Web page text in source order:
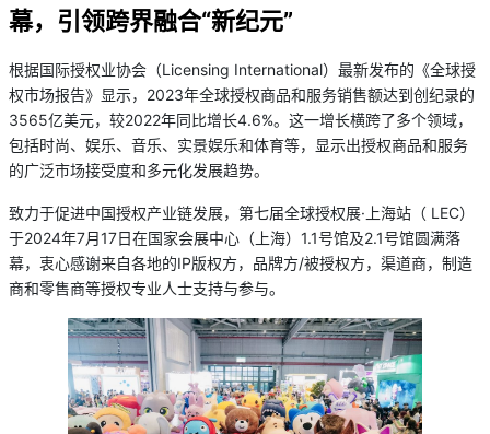
幕，引领跨界融合“新纪元”
根据国际授权业协会（Licensing International）最新发布的《全球授
权市场报告》显示，2023年全球授权商品和服务销售额达到创纪录的
3565亿美元，较2022年同比增长4.6%。这一增长横跨了多个领域，
包括时尚、娱乐、音乐、实景娱乐和体育等，显示出授权商品和服务
的广泛市场接受度和多元化发展趋势。
致力于促进中国授权产业链发展，第七届全球授权展·上海站（ LEC）
于2024年7月17日在国家会展中心（上海）1.1号馆及2.1号馆圆满落
幕，衷心感谢来自各地的IP版权方，品牌方/被授权方，渠道商，制造
商和零售商等授权专业人士支持与参与。